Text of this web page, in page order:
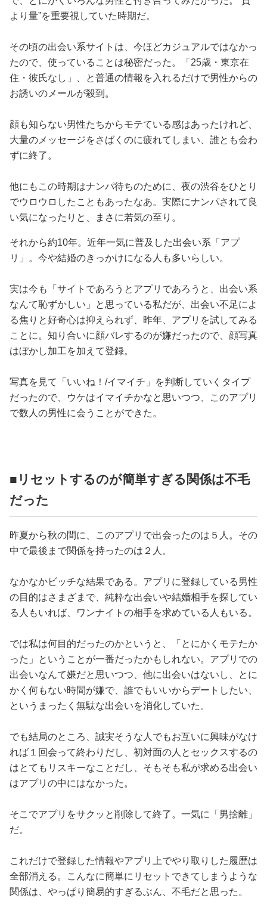
より量”を重要視していた時期だ。
その頃の出会い系サイトは、今ほどカジュアルではなかっ
たので、使っていることは秘密だった。「25歳・東京在
住・彼氏なし」、と普通の情報を入れるだけで男性からの
お誘いのメールが殺到。
顔も知らない男性たちからモテている感はあったけれど、
大量のメッセージをさばくのに疲れてしまい、誰とも会わ
ずに終了。
他にもこの時期はナンパ待ちのために、夜の渋谷をひとり
でウロウロしたこともあったなあ。実際にナンパされて良
い気になったりと、まさに若気の至り。
それから約10年。近年一気に普及した出会い系「アプ
リ」。今や結婚のきっかけになる人も多いらしい。
実は今も「サイトであろうとアプリであろうと、出会い系
なんて恥ずかしい」と思っている私だが、出会い不足によ
る焦りと好奇心は抑えられず、昨年、アプリを試してみる
ことに。知り合いに顔バレするのが嫌だったので、顔写真
はぼかし加工を加えて登録。
写真を見て「いいね！/イマイチ」を判断していくタイプ
だったので、ウケはイマイチかなと思いつつ、このアプリ
で数人の男性に会うことができた。
■リセットするのが簡単すぎる関係は不毛
だった
昨夏から秋の間に、このアプリで出会ったのは５人。その
中で最後まで関係を持ったのは２人。
なかなかビッチな結果である。アプリに登録している男性
の目的はさまざまで、純粋な出会いや結婚相手を探してい
る人もいれば、ワンナイトの相手を求めている人もいる。
では私は何目的だったのかというと、「とにかくモテたか
った」ということが一番だったかもしれない。アプリでの
出会いなんて嫌だと思いつつ、他に出会いはないし、とに
かく何もない時間が嫌で、誰でもいいからデートしたい、
というまったく無駄な出会いを消化していた。
でも結局のところ、誠実そうな人でもお互いに興味がなけ
れば１回会って終わりだし、初対面の人とセックスするの
はとてもリスキーなことだし、そもそも私が求める出会い
はアプリの中にはなかった。
そこでアプリをサクッと削除して終了。一気に「男捨離」
だ。
これだけで登録した情報やアプリ上でやり取りした履歴は
全部消える。こんなに簡単にリセットできてしまうような
関係は、やっぱり簡易的すぎるぶん、不毛だと思った。